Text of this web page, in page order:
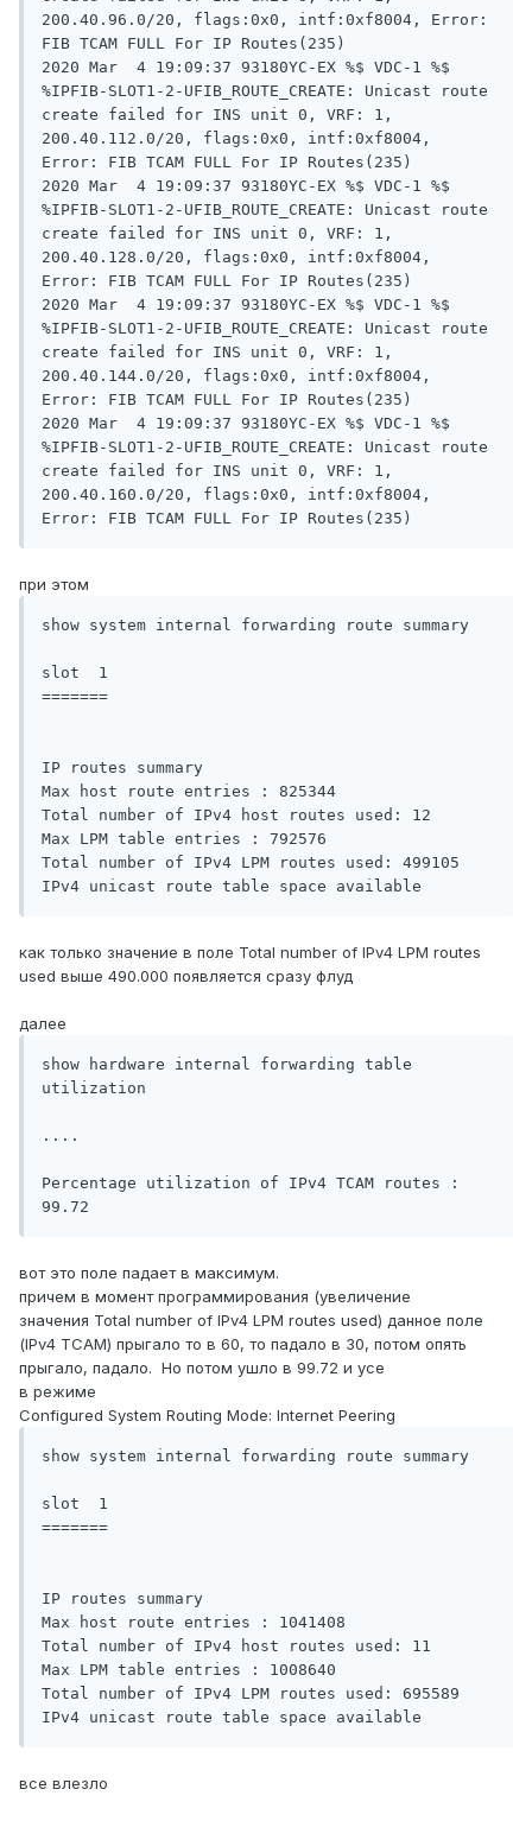
200.40.96.0/20, flags:0x0, intf:0xf8004, Error:
FIB TCAM FULL For IP Routes(235)
2020 Mar  4 19:09:37 93180YC-EX %$ VDC-1 %$
%IPFIB-SLOT1-2-UFIB_ROUTE_CREATE: Unicast route
create failed for INS unit 0, VRF: 1,
200.40.112.0/20, flags:0x0, intf:0xf8004,
Error: FIB TCAM FULL For IP Routes(235)
2020 Mar  4 19:09:37 93180YC-EX %$ VDC-1 %$
%IPFIB-SLOT1-2-UFIB_ROUTE_CREATE: Unicast route
create failed for INS unit 0, VRF: 1,
200.40.128.0/20, flags:0x0, intf:0xf8004,
Error: FIB TCAM FULL For IP Routes(235)
2020 Mar  4 19:09:37 93180YC-EX %$ VDC-1 %$
%IPFIB-SLOT1-2-UFIB_ROUTE_CREATE: Unicast route
create failed for INS unit 0, VRF: 1,
200.40.144.0/20, flags:0x0, intf:0xf8004,
Error: FIB TCAM FULL For IP Routes(235)
2020 Mar  4 19:09:37 93180YC-EX %$ VDC-1 %$
%IPFIB-SLOT1-2-UFIB_ROUTE_CREATE: Unicast route
create failed for INS unit 0, VRF: 1,
200.40.160.0/20, flags:0x0, intf:0xf8004,
при этом
show system internal forwarding route summary
slot  1
=======
IP routes summary
Max host route entries : 825344
Total number of IPv4 host routes used: 12
Max LPM table entries : 792576
Total number of IPv4 LPM routes used: 499105
как только значение в поле Total number of IPv4 LPM routes
used выше 490.000 появляется сразу флуд
далее
show hardware internal forwarding table
utilization
....
Percentage utilization of IPv4 TCAM routes :
99.72
вот это поле падает в максимум.
причем в момент программирования (увеличение
значения Total number of IPv4 LPM routes used) данное поле
(IPv4 TCAM) прыгало то в 60, то падало в 30, потом опять
прыгало, падало. Но потом ушло в 99.72 и усе
в режиме
Configured System Routing Mode: Internet Peering
show system internal forwarding route summary
slot  1
=======
IP routes summary
Max host route entries : 1041408
Total number of IPv4 host routes used: 11
Max LPM table entries : 1008640
Total number of IPv4 LPM routes used: 695589
все влезло